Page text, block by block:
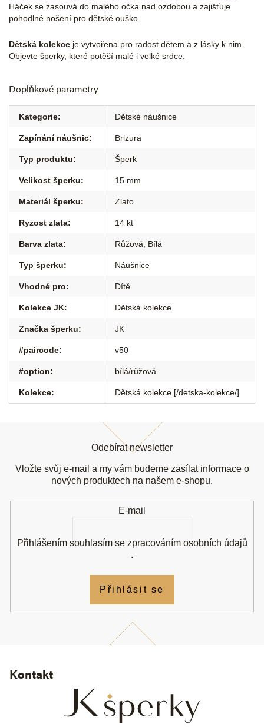
Háček se zasouvá do malého očka nad ozdobou a zajišťuje
pohodlné nošení pro dětské ouško.
Dětská kolekce je vytvořena pro radost dětem a z lásky k nim.
Objevte šperky, které potěší malé i velké srdce.
Doplňkové parametry
Kategorie: Dětské náušnice
Zapínání náušnic: Brizura
Typ produktu: Šperk
Velikost šperku: 15 mm
Materiál šperku: Zlato
Ryzost zlata: 14 kt
Barva zlata: Růžová Bílá
Typ šperku: Náušnice
Vhodné pro: Dítě
Kolekce JK: Dětská kolekce
Značka šperku: JK
#paircode: v50
#option: bílá/růžová
Kolekce: Dětská kolekce [/detska-kolekce/]
Kontakt
Odebírat newsletter
Vložte svůj e-mail a my vám budeme zasílat informace o
nových produktech na našem e-shopu.
E-mail
Přihlášením souhlasím se zpracováním osobních údajů
.
Přihlásit se